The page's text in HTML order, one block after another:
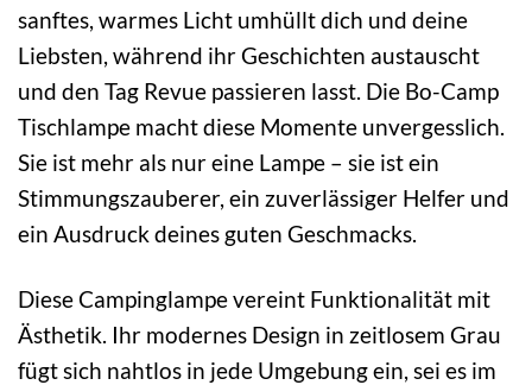
sanftes, warmes Licht umhüllt dich und deine
Liebsten, während ihr Geschichten austauscht
und den Tag Revue passieren lasst. Die Bo-Camp
Tischlampe macht diese Momente unvergesslich.
Sie ist mehr als nur eine Lampe – sie ist ein
Stimmungszauberer, ein zuverlässiger Helfer und
ein Ausdruck deines guten Geschmacks.
Diese Campinglampe vereint Funktionalität mit
Ästhetik. Ihr modernes Design in zeitlosem Grau
fügt sich nahtlos in jede Umgebung ein, sei es im